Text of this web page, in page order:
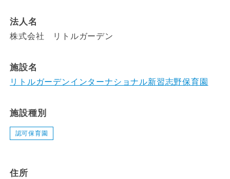
法人名
株式会社 リトルガーデン
施設名
リトルガーデンインターナショナル新習志野保育園
施設種別
認可保育園
住所